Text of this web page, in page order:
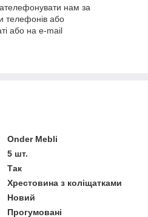
нам за
телефонів або
або на e-mail
Onder Mebli
5 шт.
Так
Хрестовина з коліщатками
Новий
Прогумовані